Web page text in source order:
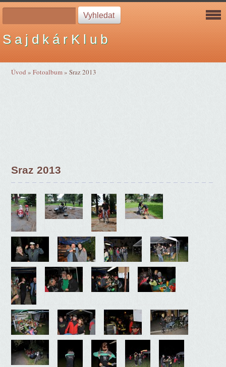
S a j d k á r K l u b
Úvod »Fotoalbum»Sraz 2013
Sraz 2013